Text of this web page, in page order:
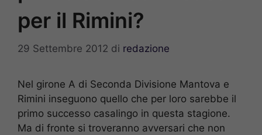
per il Rimini?
29 Settembre 2012 di redazione
Nel girone A di Seconda Divisione Mantova e
Rimini inseguono quello che per loro sarebbe il
primo successo casalingo in questa stagione.
Ma di fronte si troveranno avversari che non